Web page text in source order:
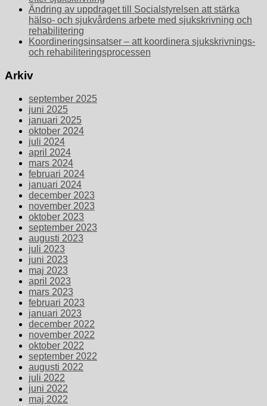
Ändring av uppdraget till Socialstyrelsen att stärka
hälso- och sjukvårdens arbete med sjukskrivning och
rehabilitering
Koordineringsinsatser – att koordinera sjukskrivnings-
och rehabiliteringsprocessen
Arkiv
september 2025
juni 2025
januari 2025
oktober 2024
juli 2024
april 2024
mars 2024
februari 2024
januari 2024
december 2023
november 2023
oktober 2023
september 2023
augusti 2023
juli 2023
juni 2023
maj 2023
april 2023
mars 2023
februari 2023
januari 2023
december 2022
november 2022
oktober 2022
september 2022
augusti 2022
juli 2022
juni 2022
maj 2022